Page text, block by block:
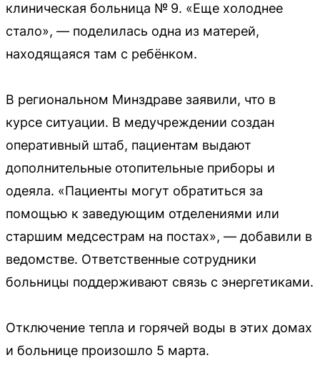
клиническая больница № 9. «Еще холоднее
стало», — поделилась одна из матерей,
находящаяся там с ребёнком.
В региональном Минздраве заявили, что в
курсе ситуации. В медучреждении создан
оперативный штаб, пациентам выдают
дополнительные отопительные приборы и
одеяла. «Пациенты могут обратиться за
помощью к заведующим отделениями или
старшим медсестрам на постах», — добавили в
ведомстве. Ответственные сотрудники
больницы поддерживают связь с энергетиками.
Отключение тепла и горячей воды в этих домах
и больнице произошло 5 марта.